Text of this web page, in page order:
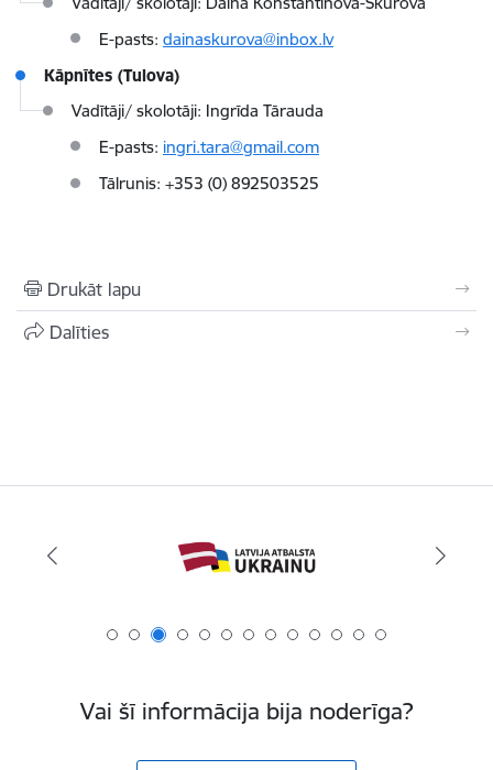
E-pasts: dainaskurova@inbox.lv
Kāpnītes (Tulova)
Vadītāji/ skolotāji: Ingrīda Tārauda
E-pasts: ingri.tara@gmail.com
Tālrunis: +353 (0) 892503525
Drukāt lapu
Dalīties
Vai šī informācija bija noderīga?